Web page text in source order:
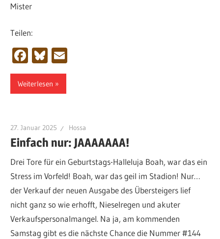
Mister
Teilen:
Facebook
Bluesky
Weiterlesen
27. Januar 2025 Hossa
Einfach nur: JAAAAAAA!
Drei Tore für ein Geburtstags-Halleluja Boah, war das ein
Stress im Vorfeld! Boah, war das geil im Stadion! Nur…
der Verkauf der neuen Ausgabe des Übersteigers lief
nicht ganz so wie erhofft, Nieselregen und akuter
Verkaufspersonalmangel. Na ja, am kommenden
Samstag gibt es die nächste Chance die Nummer #144